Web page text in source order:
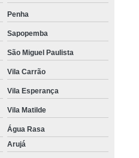
Penha
Sapopemba
São Miguel Paulista
Vila Carrão
Vila Esperança
Vila Matilde
Água Rasa
Arujá